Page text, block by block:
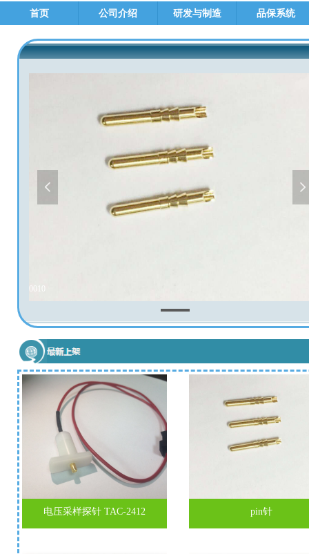
首页 公司介绍 研发与制造 品保系统
넳 넲
电压采样探针 TAC-2412 pin针